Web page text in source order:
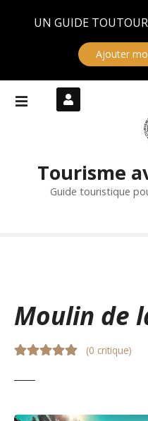
UN GUIDE
Ajouter
Tourisme
Guide touristique
Moulin de
(0 critique)